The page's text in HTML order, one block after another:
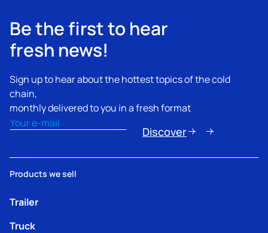
Be the first to hear
fresh news!
Sign up to hear about the hottest topics of the cold
chain,
monthly delivered to you in a fresh format
Email(Obbligatorio)
Discover
Products we sell
Trailer
Truck